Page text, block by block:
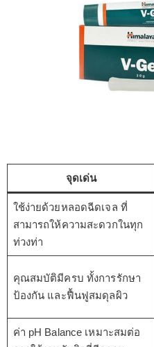
จุดเด่น
ใช้ง่ายด้วยหลอดฉีดเจล ที่
สามารถให้ความสะดวกในทุก
ท่วงท่า
คุณสมบัติมีครบ ทั้งการรักษา
ป้องกัน และฟื้นฟูสมดุลผิว
ค่า pH Balance เหมาะสมต่อ